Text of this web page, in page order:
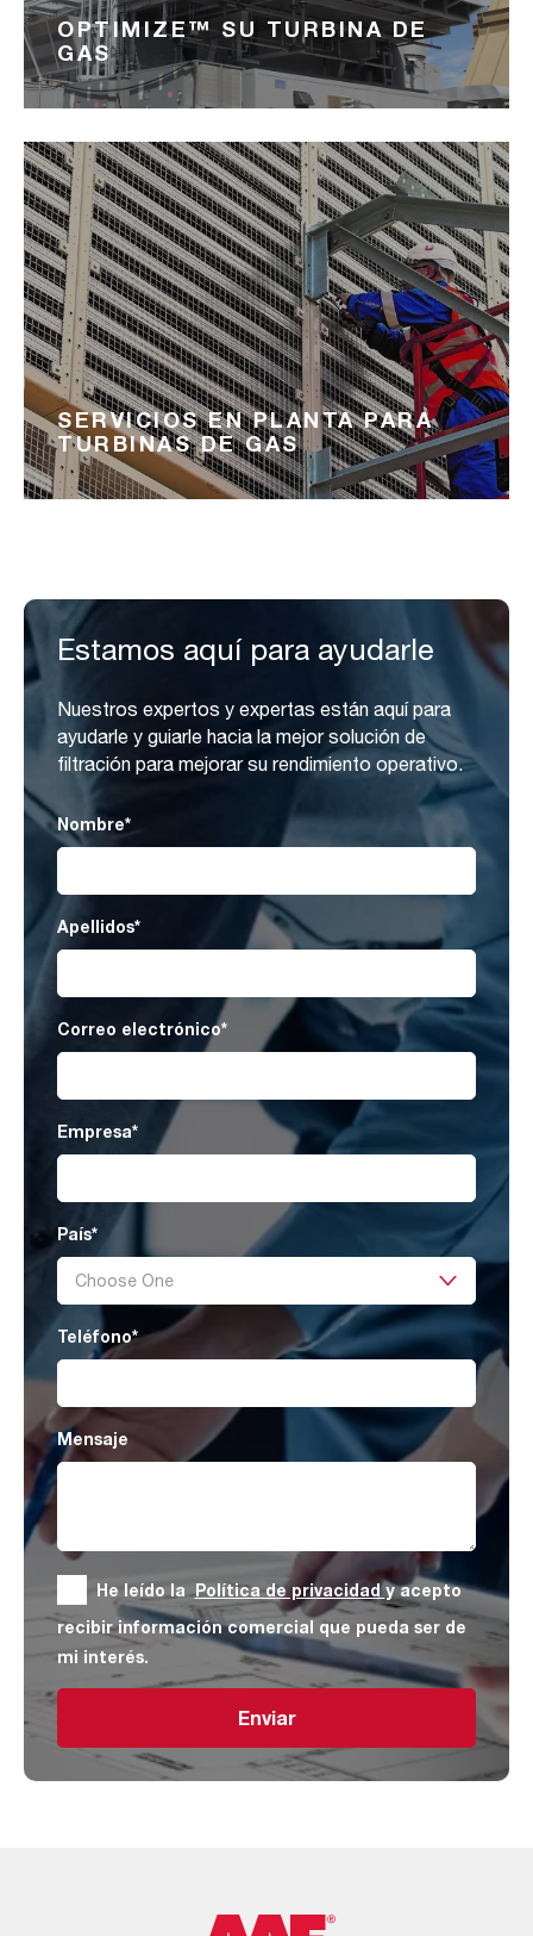
OPTIMIZE™ SU TURBINA DE
GAS
SERVICIOS EN PLANTA PARA
TURBINAS DE GAS
Estamos aquí para ayudarle
Nuestros expertos y expertas están aquí para
ayudarle y guiarle hacia la mejor solución de
filtración para mejorar su rendimiento operativo.
Nombre*
Apellidos*
Correo electrónico*
Empresa*
País*
Teléfono*
Mensaje
He leído laPolítica de privacidady acepto
recibir información comercial que pueda ser de
mi interés.
Enviar